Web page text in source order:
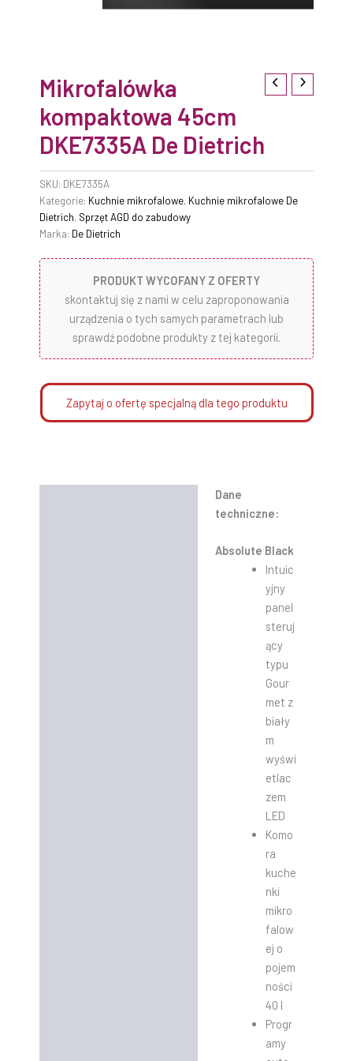
Mikrofalówka
kompaktowa 45cm
DKE7335A De Dietrich
SKU: DKE7335A
Kategorie: Kuchnie mikrofalowe, Kuchnie mikrofalowe De
Dietrich, Sprzęt AGD do zabudowy
Marka: De Dietrich
PRODUKT WYCOFANY Z OFERTY
skontaktuj się z nami w celu zaproponowania
urządzenia o tych samych parametrach lub
sprawdź podobne produkty z tej kategorii.
Zapytaj o ofertę specjalną dla tego produktu
Dane
techniczne:
Absolute Black
Intuic
yjny
panel
steruj
ący
typu
Gour
met z
biały
m
wyświ
etlac
zem
LED
Komo
ra
kuche
nki
mikro
falow
ej o
pojem
ności
40 l
Progr
amy